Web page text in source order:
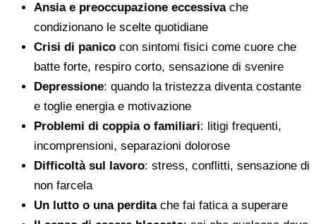
Ansia e preoccupazione eccessivache
condizionano le scelte quotidiane
Crisi di panico con sintomi fisici come cuore che
batte forte, respiro corto, sensazione di svenire
Depressione: quando la tristezza diventa costante
e toglie energia e motivazione
Problemi di coppia o familiari: litigi frequenti,
incomprensioni, separazioni dolorose
Difficoltà sul lavoro: stress, conflitti, sensazione di
non farcela
Un lutto o una perditache fai fatica a superare